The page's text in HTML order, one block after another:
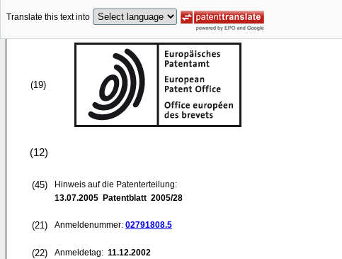
Translate this text into
(19)
(12)
(45)
Hinweis auf die Patenterteilung:
13.07.2005 Patentblatt 2005/28
(21) Anmeldenummer: 02791808.5
(22) Anmeldetag: 11.12.2002